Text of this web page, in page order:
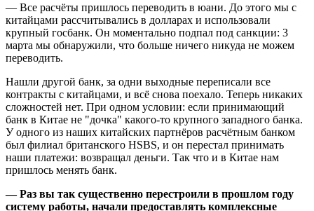
— Все расчёты пришлось переводить в юани. До этого мы с
китайцами рассчитывались в долларах и использовали
крупный госбанк. Он моментально подпал под санкции: 3
марта мы обнаружили, что больше ничего никуда не можем
переводить.
Нашли другой банк, за одни выходные переписали все
контракты с китайцами, и всё снова поехало. Теперь никаких
сложностей нет. При одном условии: если принимающий
банк в Китае не "дочка" какого-то крупного западного банка.
У одного из наших китайских партнёров расчётным банком
был филиал британского HSBS, и он перестал принимать
наши платежи: возвращал деньги. Так что и в Китае нам
пришлось менять банк.
— Раз вы так существенно перестроили в прошлом году
систему работы, начали предоставлять комплексные